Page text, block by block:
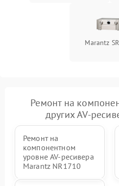
Marantz
Ремонт на
других AV-
Ремонт на
компонентном
уровне AV-ресивера
Marantz NR1710